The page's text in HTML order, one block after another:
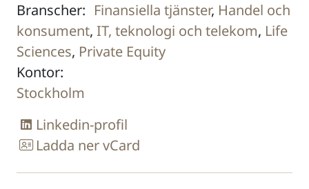
Branscher: Finansiella tjänster, Handel och
konsument, IT, teknologi och telekom, Life
Sciences, Private Equity
Kontor:
Stockholm
Linkedin-profil
Ladda ner vCard